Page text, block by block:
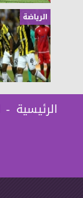
الرياضة
الرئيسية